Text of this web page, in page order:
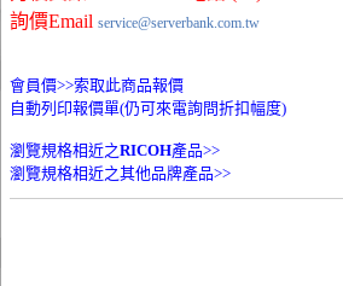
詢價Email service@serverbank.com.tw
會員價>>索取此商品報價
自動列印報價單(仍可來電詢問折扣幅度)
瀏覽規格相近之RICOH產品>>
瀏覽規格相近之其他品牌產品>>